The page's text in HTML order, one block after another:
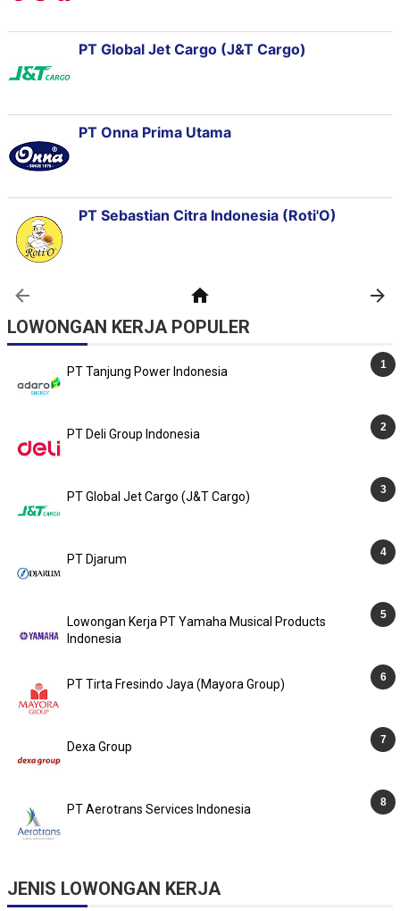
LOWONGAN KERJA POPULER
PT Tanjung Power Indonesia
PT Deli Group Indonesia
PT Global Jet Cargo (J&T Cargo)
PT Djarum
Lowongan Kerja PT Yamaha Musical Products
Indonesia
PT Tirta Fresindo Jaya (Mayora Group)
Dexa Group
PT Aerotrans Services Indonesia
JENIS LOWONGAN KERJA